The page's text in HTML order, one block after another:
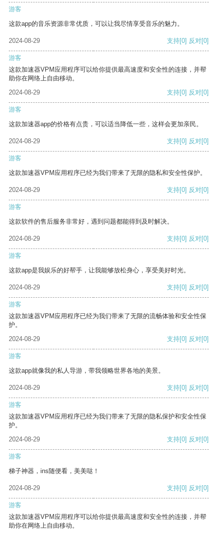
游客
这款app的音乐资源非常优质，可以让我尽情享受音乐的魅力。
2024-08-29 支持[0] 反对[0]
游客
这款加速器VPM应用程序可以给你提供最高速度和安全性的连接，并帮
助你在网络上自由移动。
2024-08-29
支持[0] 反对[0]
游客
这款加速器app的价格有点贵，可以适当降低一些，这样会更加亲民。
2024-08-29 支持[0] 反对[0]
游客
这款加速器VPM应用程序已经为我们带来了无限的隐私和安全性保护。
2024-08-29 支持[0] 反对[0]
游客
这款软件的售后服务非常好，遇到问题都能得到及时解决。
2024-08-29 支持[0] 反对[0]
游客
这款app是我娱乐的好帮手，让我能够放松身心，享受美好时光。
2024-08-29 支持[0] 反对[0]
游客
这款加速器VPM应用程序已经为我们带来了无限的流畅体验和安全性保
护。
2024-08-29
支持[0] 反对[0]
游客
这款app就像我的私人导游，带我领略世界各地的美景。
2024-08-29 支持[0] 反对[0]
游客
这款加速器VPM应用程序已经为我们带来了无限的隐私保护和安全性保
护。
2024-08-29
支持[0] 反对[0]
游客
梯子神器，ins随便看，美美哒！
2024-08-29 支持[0] 反对[0]
游客
这款加速器VPM应用程序可以给你提供最高速度和安全性的连接，并帮
助你在网络上自由移动。